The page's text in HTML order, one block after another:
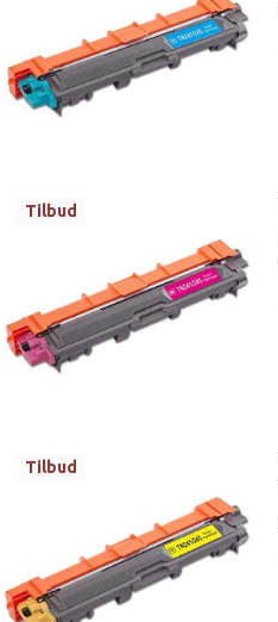
Tilbud
Tilbud